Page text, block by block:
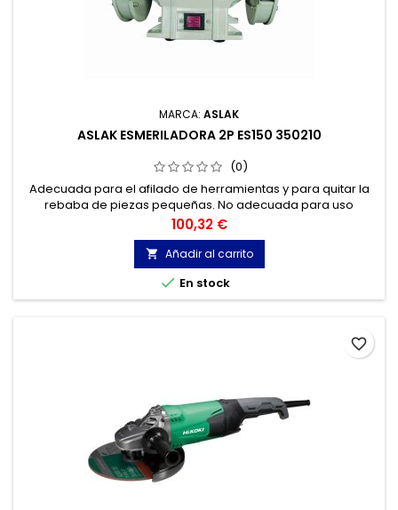
MARCA: ASLAK
ASLAK ESMERILADORA 2P ES150 350210
(0)
Adecuada para el afilado de herramientas y para quitar la
rebaba de piezas pequeñas. No adecuada para uso
industrial. Dispone de 2 muelas con distinta granulometría,
una para realizar el afilado y la segunda, más basta, para
repasarlo.
Precio
100,32 €
 Añadir al carrito
 En stock
favorite_border